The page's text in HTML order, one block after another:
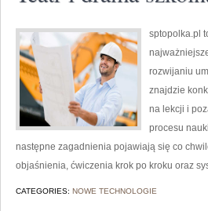
sptopolka.pl
rozwijaniu
znajdzie
na lekcji i
procesu
następne zagadnienia pojawiają się co
objaśnienia, ćwiczenia krok po kroku oraz
CATEGORIES: NOWE TECHNOLOGIE